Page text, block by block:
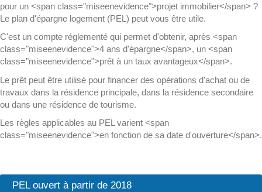
pour un <span class="miseenevidence">projet immobilier</span> ?
Le plan d'épargne logement (PEL) peut vous être utile.
C'est un compte réglementé qui permet d'obtenir, après <span
class="miseenevidence">4 ans d'épargne</span>, un <span
class="miseenevidence">prêt à un taux avantageux</span>.
Le prêt peut être utilisé pour financer des opérations d'achat ou de
travaux dans la résidence principale, dans la résidence secondaire
ou dans une résidence de tourisme.
Les règles applicables au PEL varient <span
class="miseenevidence">en fonction de sa date d'ouverture</span>.
PEL ouvert à partir de 2018